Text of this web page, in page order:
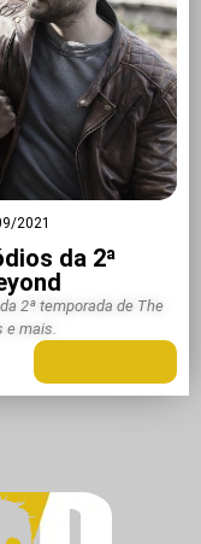
2021
da 2ª
2ª temporada de The
e mais.